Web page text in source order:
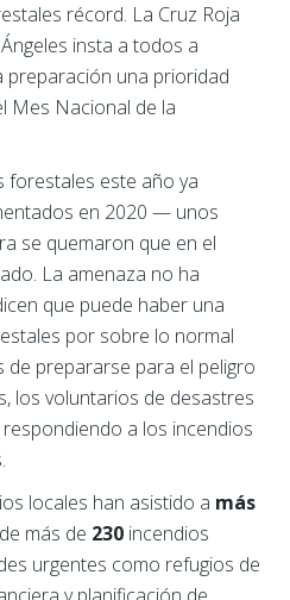
récord. La Cruz Roja
insta a todos a
preparación una prioridad
Mes Nacional de la
forestales este año ya
en 2020 — unos
se quemaron que en el
La amenaza no ha
que puede haber una
por sobre lo normal
de prepararse para el peligro
los voluntarios de desastres
a los incendios
locales han asistido a más
más de 230 incendios
urgentes como refugios de